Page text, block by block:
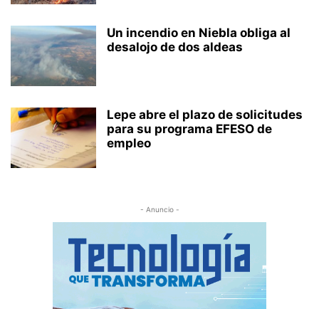
Un incendio en Niebla obliga al
desalojo de dos aldeas
Lepe abre el plazo de solicitudes
para su programa EFESO de
empleo
- Anuncio -